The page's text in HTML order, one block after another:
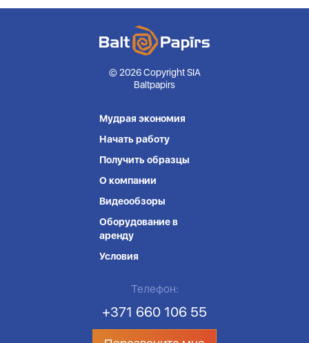
© 2026 Copyright SIA
Baltpapirs
Мудрая экономия
Начать работу
Получить образцы
О компании
Видеообзоры
Оборудование в
аренду
Условия
Телефон:
+371 660 106 55